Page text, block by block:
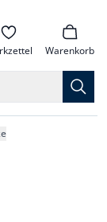
Warenkorb